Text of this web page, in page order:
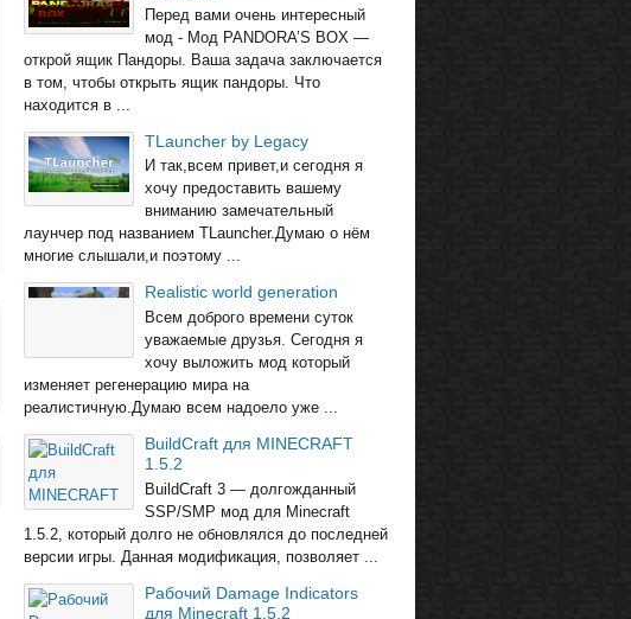
Перед вами очень интересный
мод - Мод PANDORA’S BOX —
открой ящик Пандоры. Ваша задача заключается
в том, чтобы открыть ящик пандоры. Что
находится в ...
TLauncher by Legacy
И так,всем привет,и сегодня я
хочу предоставить вашему
вниманию замечательный
лаунчер под названием TLauncher.Думаю о нём
многие слышали,и поэтому ...
Realistic world generation
Всем доброго времени суток
уважаемые друзья. Сегодня я
хочу выложить мод который
изменяет регенерацию мира на
реалистичную.Думаю всем надоело уже ...
BuildCraft для MINECRAFT
1.5.2
BuildCraft 3 — долгожданный
SSP/SMP мод для Minecraft
1.5.2, который долго не обновлялся до последней
версии игры. Данная модификация, позволяет ...
Рабочий Damage Indicators
для Minecraft 1.5.2